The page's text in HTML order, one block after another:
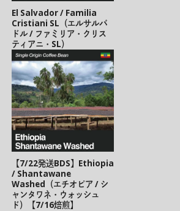
El Salvador / Familia
Cristiani SL（エルサルバ
ドル / ファミリア・クリス
ティアニ・SL）
【7/22発送BDS】Ethiopia
/ Shantawane
Washed（エチオピア / シ
ャンタワネ・ウォッシュ
ド）【7/16焙煎】